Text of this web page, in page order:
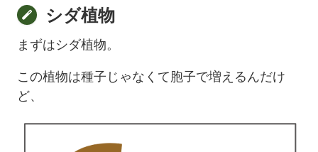
シダ植物
まずはシダ植物。
この植物は種子じゃなくて胞子で増えるんだけ
ど、